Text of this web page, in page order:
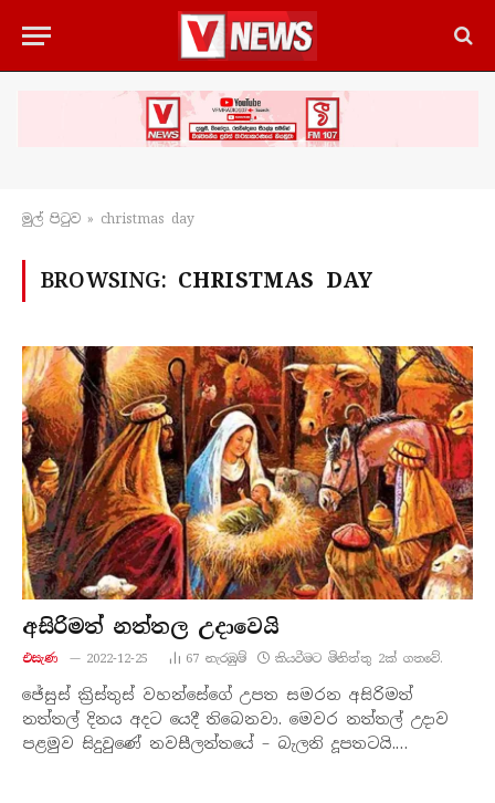
මුල් පිටු​ව » christmas day
BROWSING: CHRISTMAS DAY
අසිරිමත් නත්තල උදාවෙයි
එසැණ 2022-12-25 67 නැරඹු​ම් කියවීමට මිනිත්තු 2ක් ගතවේ.
ජේසුස් ක්‍රිස්තුස් වහන්සේගේ උපත සමරන අසිරිමත්
නත්තල් දිනය අදට යෙදී තිබෙනවා. මෙවර නත්තල් උදාව
පළමුව සිදුවුණේ නවසීලන්තයේ – බැලනි දූපතටයි.…